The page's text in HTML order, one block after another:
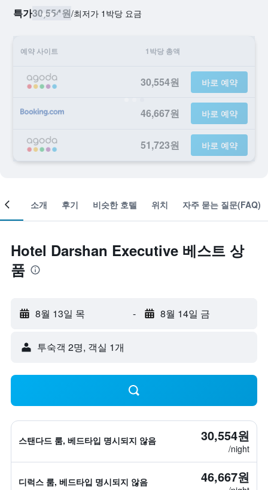
특가30,554원/​최저가 1박당 요금
예약 사이트 1박당 총액
30,554원 바로 예약
46,667원 바로 예약
51,723원 바로 예약
객실 소개 후기 비슷한 호텔 위치 자주 묻는 질문(FAQ)
Hotel Darshan Executive 베스트 상
품
8월 13일 목 - 8월 14일 금
​투숙객 2​명, ​객실 1개
스탠다드 룸, 베드타입 명시되지 않음 30,554원
/night
디럭스 룸, 베드타입 명시되지 않음 46,667원